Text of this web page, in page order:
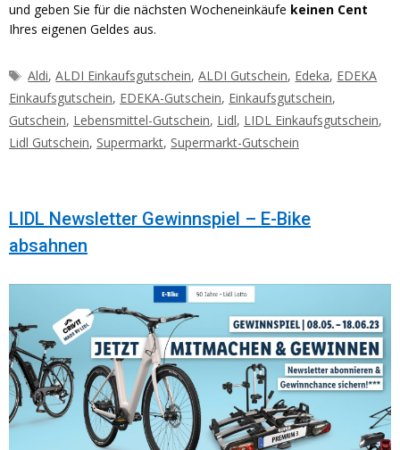
und geben Sie für die nächsten Wocheneinkäufe keinen Cent
Ihres eigenen Geldes aus.
Schlagwörter
Aldi,ALDI Einkaufsgutschein,ALDI Gutschein, Edeka, EDEKA
Einkaufsgutschein, EDEKA-Gutschein, Einkaufsgutschein,
Gutschein, Lebensmittel-Gutschein, Lidl, LIDL Einkaufsgutschein,
Lidl Gutschein, Supermarkt, Supermarkt-Gutschein
LIDL Newsletter Gewinnspiel – E-Bike
absahnen